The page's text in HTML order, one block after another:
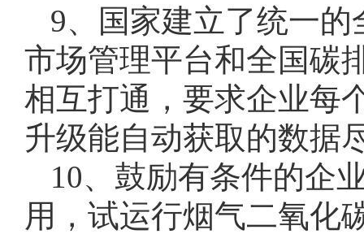
9、国家建立了统一
市场管理平台和全国碳
相互打通，要求企业每
升级能自动获取的数据
10、鼓励有条件的企
用，试运行烟气二氧化